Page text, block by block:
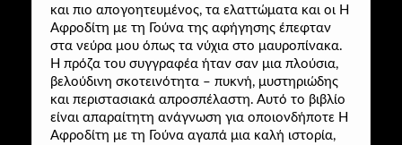
και πιο απογοητευμένος, τα ελαττώματα και οι Η
Αφροδίτη με τη Γούνα της αφήγησης έπεφταν
στα νεύρα μου όπως τα νύχια στο μαυροπίνακα.
Η πρόζα του συγγραφέα ήταν σαν μια πλούσια,
βελούδινη σκοτεινότητα – πυκνή, μυστηριώδης
και περιστασιακά απροσπέλαστη. Αυτό το βιβλίο
είναι απαραίτητη ανάγνωση για οποιονδήποτε Η
Αφροδίτη με τη Γούνα αγαπά μια καλή ιστορία,